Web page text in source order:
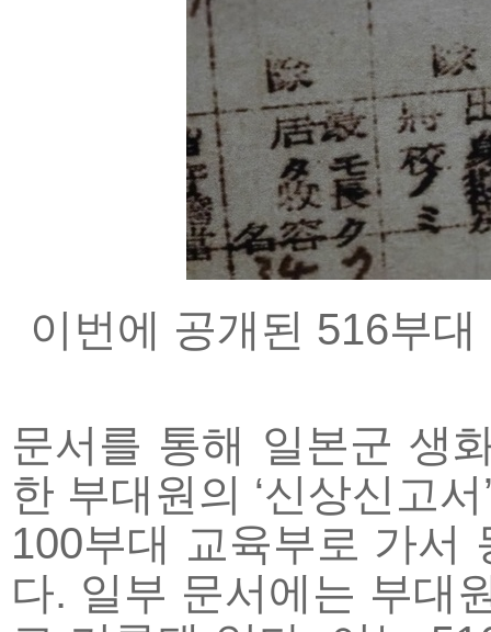
이번에 공개된 516부대
문서를 통해 일본군 생
한 부대원의 ‘신상신고
100부대 교육부로 가서
다. 일부 문서에는 부대